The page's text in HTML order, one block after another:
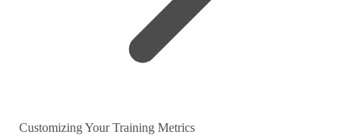
Customizing Your Training Metrics